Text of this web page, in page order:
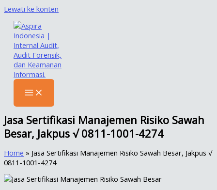
Lewati ke konten
Jasa Sertifikasi Manajemen Risiko Sawah
Besar, Jakpus √ 0811-1001-4274
Home » Jasa Sertifikasi Manajemen Risiko Sawah Besar, Jakpus √
0811-1001-4274